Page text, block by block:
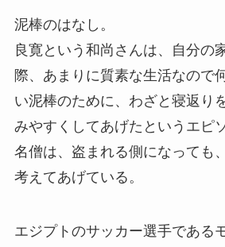
泥棒のはなし。
良寛という和尚さんは、自分の
際、あまりに質素な生活なので
い泥棒のために、わざと寝返り
みやすくしてあげたというエピ
名僧は、盗まれる側になっても
考えてあげている。
エジプトのサッカー選手である